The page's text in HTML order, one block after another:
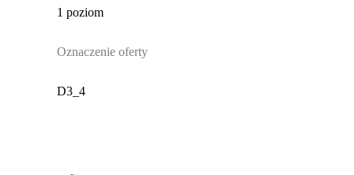
1 poziom
Oznaczenie oferty
D3_4